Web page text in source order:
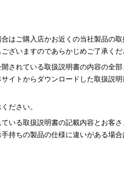
はご購入店かお近くの当社製品の
ざいますのであらかじめご了承くだ
されている取扱説明書の内容の全
イトからダウンロードした取扱説
ださい。
いる取扱説明書の記載内容とお客
持ちの製品の仕様に違いがある場合